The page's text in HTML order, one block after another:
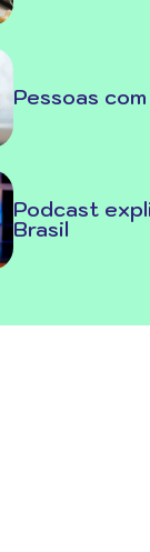
Pessoas
Podcast
Brasil